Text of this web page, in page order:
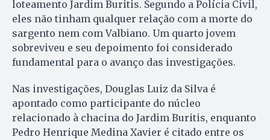
loteamento Jardim Buritis. Segundo a Polícia Civil,
eles não tinham qualquer relação com a morte do
sargento nem com Valbiano. Um quarto jovem
sobreviveu e seu depoimento foi considerado
fundamental para o avanço das investigações.
Nas investigações, Douglas Luiz da Silva é
apontado como participante do núcleo
relacionado à chacina do Jardim Buritis, enquanto
Pedro Henrique Medina Xavier é citado entre os